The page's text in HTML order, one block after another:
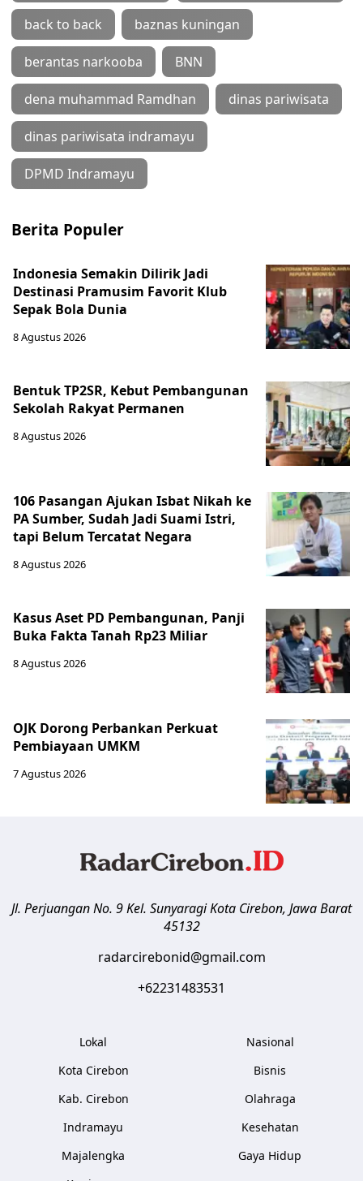
back to back baznas kuningan
berantas narkooba BNN
dena muhammad Ramdhan dinas pariwisata
dinas pariwisata indramayu
DPMD Indramayu
Berita Populer
Indonesia Semakin Dilirik Jadi
Destinasi Pramusim Favorit Klub
Sepak Bola Dunia
8 Agustus 2026
Bentuk TP2SR, Kebut Pembangunan
Sekolah Rakyat Permanen
8 Agustus 2026
106 Pasangan Ajukan Isbat Nikah ke
PA Sumber, Sudah Jadi Suami Istri,
tapi Belum Tercatat Negara
8 Agustus 2026
Kasus Aset PD Pembangunan, Panji
Buka Fakta Tanah Rp23 Miliar
8 Agustus 2026
OJK Dorong Perbankan Perkuat
Pembiayaan UMKM
7 Agustus 2026
Jl. Perjuangan No. 9 Kel. SunyaragiKota Cirebon, Jawa Barat
45132
radarcirebonid@gmail.com
+62231483531
Lokal
Kota Cirebon
Kab. Cirebon
Indramayu
Majalengka
Nasional
Bisnis
Olahraga
Kesehatan
Gaya Hidup